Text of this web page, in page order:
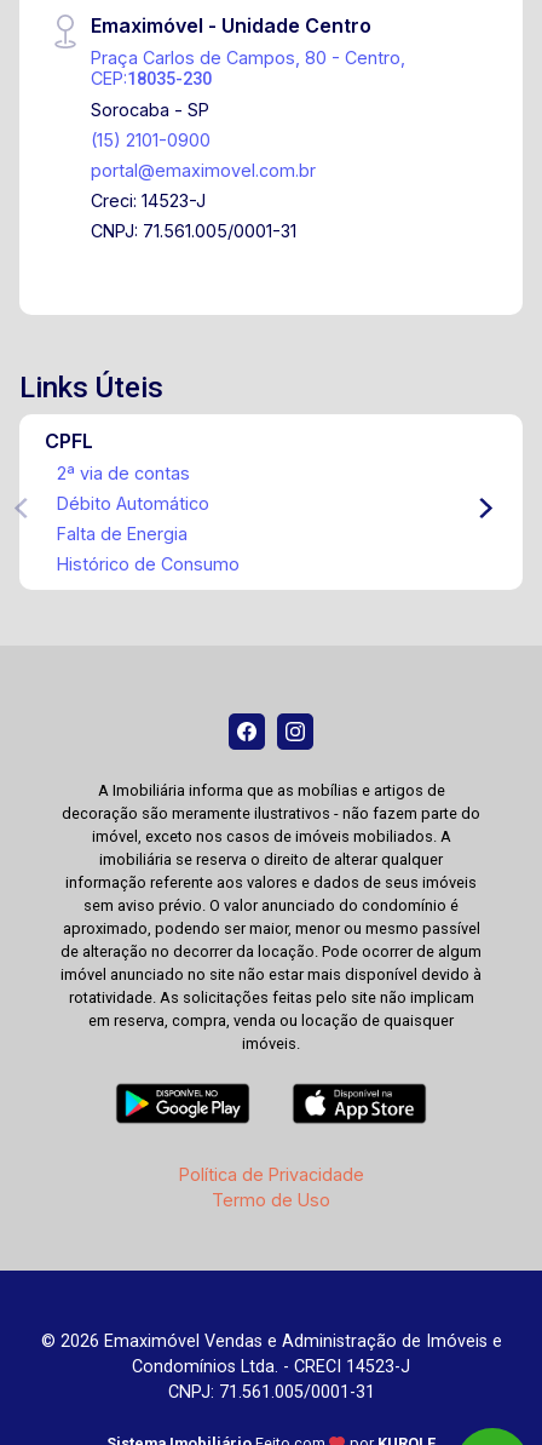
Emaximóvel - Unidade Centro
Praça Carlos de Campos, 80 - Centro,
CEP:18035-230
Sorocaba - SP
(15) 2101-0900
portal@emaximovel.com.br
Creci: 14523-J
CNPJ: 71.561.005/0001-31
Links Úteis
CPFL
2ª via de contas
Débito Automático
Falta de Energia
Histórico de Consumo
A Imobiliária informa que as mobílias e artigos de
decoração são meramente ilustrativos - não fazem parte do
imóvel, exceto nos casos de imóveis mobiliados. A
imobiliária se reserva o direito de alterar qualquer
informação referente aos valores e dados de seus imóveis
sem aviso prévio. O valor anunciado do condomínio é
aproximado, podendo ser maior, menor ou mesmo passível
de alteração no decorrer da locação. Pode ocorrer de algum
imóvel anunciado no site não estar mais disponível devido à
rotatividade. As solicitações feitas pelo site não implicam
em reserva, compra, venda ou locação de quaisquer
imóveis.
Política de Privacidade
Termo de Uso
© 2026 Emaximóvel Vendas e Administração de Imóveis e
Condomínios Ltda. - CRECI 14523-J
CNPJ: 71.561.005/0001-31